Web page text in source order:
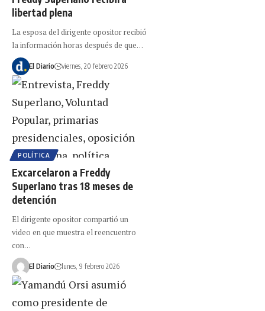
libertad plena
La esposa del dirigente opositor recibió
la información horas después de que…
El Diario viernes, 20 febrero 2026
POLÍTICA
Excarcelaron a Freddy
Superlano tras 18 meses de
detención
El dirigente opositor compartió un
video en que muestra el reencuentro
con…
El Diario lunes, 9 febrero 2026